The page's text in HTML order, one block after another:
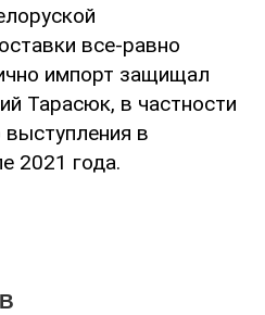
все-равно
импорт защищал
Тарасюк, в частности
в
2021 года.